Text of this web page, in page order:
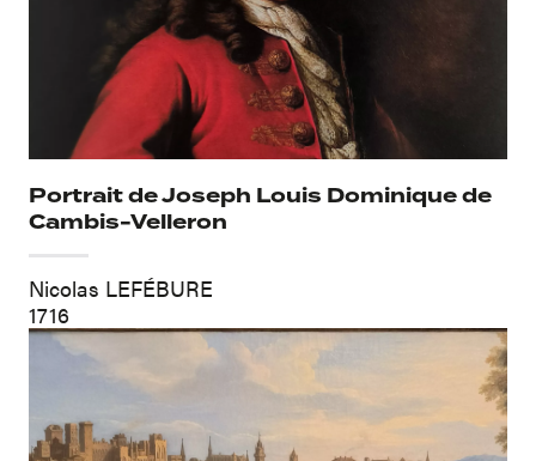
Portrait de Joseph Louis Dominique de
Cambis-Velleron
Nicolas LEFÉBURE
1716